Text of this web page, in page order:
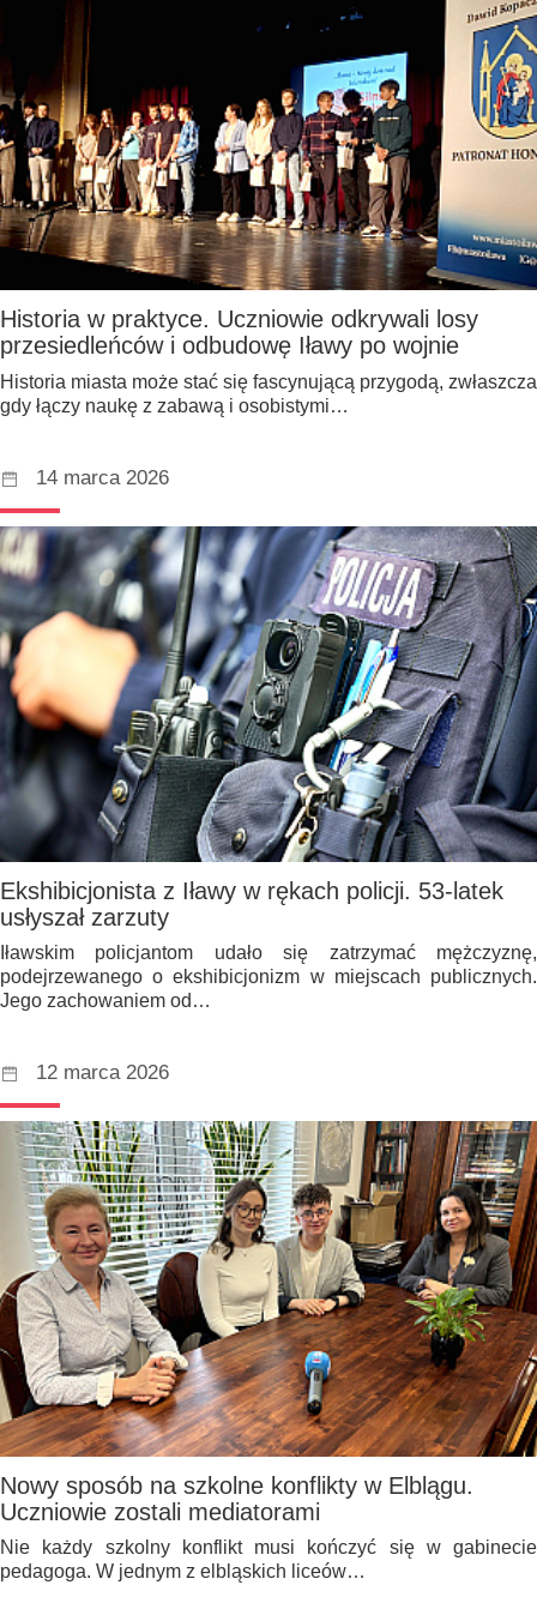
Historia w praktyce. Uczniowie odkrywali losy
przesiedleńców i odbudowę Iławy po wojnie
Historia miasta może stać się fascynującą przygodą, zwłaszcza
gdy łączy naukę z zabawą i osobistymi…
14 marca 2026
Ekshibicjonista z Iławy w rękach policji. 53-latek
usłyszał zarzuty
Iławskim policjantom udało się zatrzymać mężczyznę,
podejrzewanego o ekshibicjonizm w miejscach publicznych.
Jego zachowaniem od…
12 marca 2026
Nowy sposób na szkolne konflikty w Elblągu.
Uczniowie zostali mediatorami
Nie każdy szkolny konflikt musi kończyć się w gabinecie
pedagoga. W jednym z elbląskich liceów…